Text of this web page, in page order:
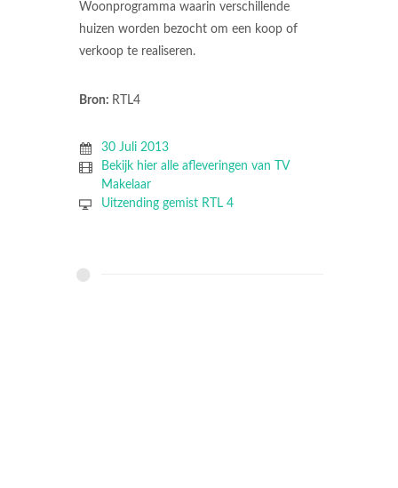
Woonprogramma waarin verschillende
huizen worden bezocht om een koop of
verkoop te realiseren.
Bron: RTL4
30 Juli 2013
Bekijk hier alle afleveringen van TV
Makelaar
Uitzending gemist RTL 4